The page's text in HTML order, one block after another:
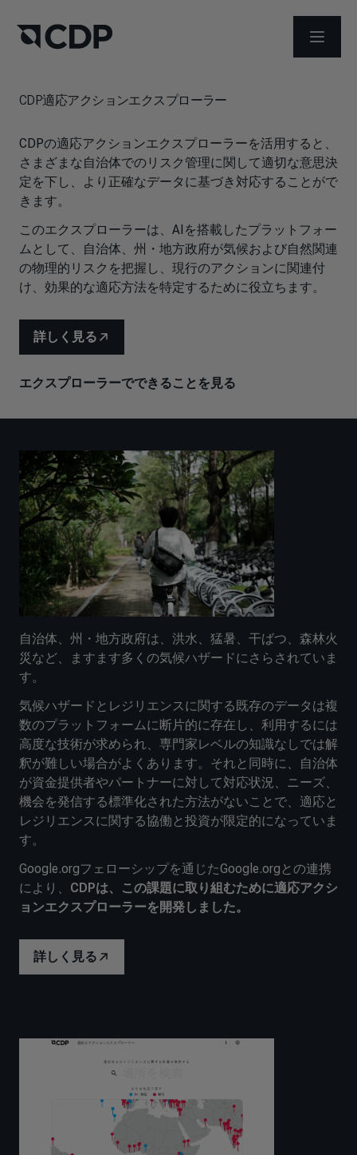
メニュ
CDP適応アクションエクスプローラー
CDPの適応アクションエクスプローラーを活用すると、
さまざまな自治体でのリスク管理に関して適切な意思決
定を下し、より正確なデータに基づき対応することがで
きます。
このエクスプローラーは、AIを搭載したプラットフォー
ムとして、自治体、州・地方政府が気候および自然関連
の物理的リスクを把握し、現行のアクションに関連付
け、効果的な適応方法を特定するために役立ちます。
詳しく見る
エクスプローラーでできることを見る
自治体、州・地方政府は、洪水、猛暑、干ばつ、森林火
災など、ますます多くの気候ハザードにさらされていま
す。
気候ハザードとレジリエンスに関する既存のデータは複
数のプラットフォームに断片的に存在し、利用するには
高度な技術が求められ、専門家レベルの知識なしでは解
釈が難しい場合がよくあります。それと同時に、自治体
が資金提供者やパートナーに対して対応状況、ニーズ、
機会を発信する標準化された方法がないことで、適応と
レジリエンスに関する協働と投資が限定的になっていま
す。
Google.orgフェローシップを通じたGoogle.orgとの連携
により、 CDPは、この課題に取り組むために適応アクシ
ョンエクスプローラーを開発しました。
詳しく見る